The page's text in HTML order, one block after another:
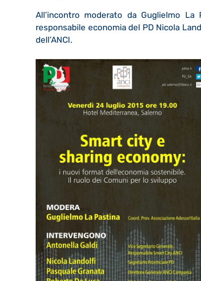
All’incontro moderato da Guglielmo
responsabile economia del PD Nicola
dell’ANCI.